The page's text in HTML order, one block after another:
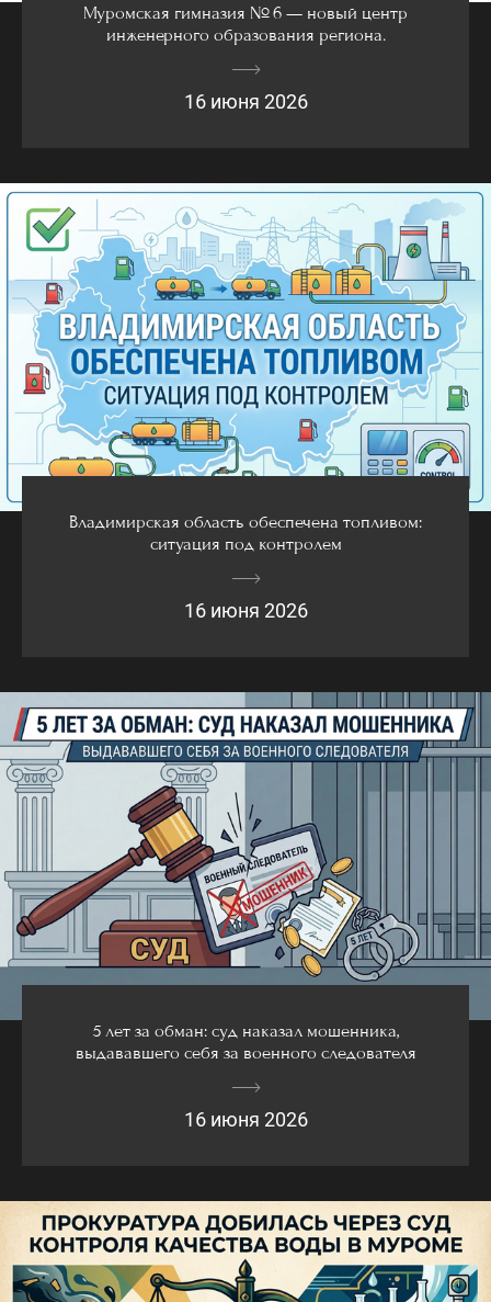
Муромская гимназия № 6 — новый центр
инженерного образования региона.
16 июня 2026
Владимирская область обеспечена топливом:
ситуация под контролем
16 июня 2026
5 лет за обман: суд наказал мошенника,
выдававшего себя за военного следователя
16 июня 2026